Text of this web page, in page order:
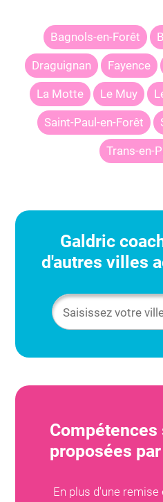
Bagnols-en-Forêt
Draguignan Fayence
La Motte Le Muy
Saint-Paul-en-Forêt
Trans-en-
Galdric
d'autres villes
proposées par
En plus d'une